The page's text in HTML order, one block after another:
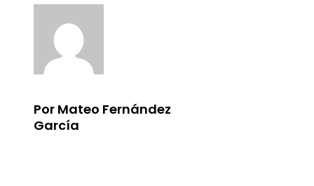
Por Mateo Fernández
García